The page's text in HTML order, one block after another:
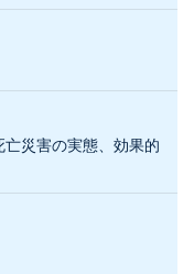
亡災害の実態、効果的